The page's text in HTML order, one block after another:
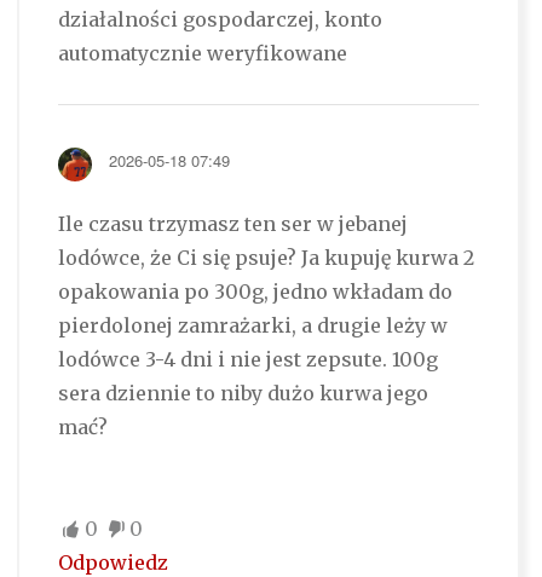
działalności gospodarczej, konto
automatycznie weryfikowane
2026-05-18 07:49
Ile czasu trzymasz ten ser w jebanej
lodówce, że Ci się psuje? Ja kupuję kurwa 2
opakowania po 300g, jedno wkładam do
pierdolonej zamrażarki, a drugie leży w
lodówce 3-4 dni i nie jest zepsute. 100g
sera dziennie to niby dużo kurwa jego
mać?
0
0
Odpowiedz